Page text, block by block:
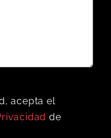
acepta el
de